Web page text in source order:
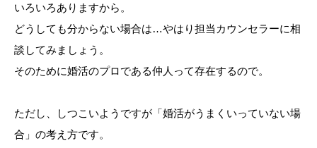
いろいろありますから。
どうしても分からない場合は…やはり担当カウンセラーに相
談してみましょう。
そのために婚活のプロである仲人って存在するので。
ただし、しつこいようですが「婚活がうまくいっていない場
合」の考え方です。